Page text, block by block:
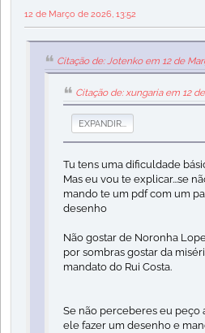
12 de Março de 2026, 13:52
Citação de: Jotenko em 12 de
Citação de: xungaria em 12
EXPANDIR...
Tu tens uma dificuldade
Mas eu vou te explicar...se
mando te um pdf com um
desenho
Não gostar de Noronha
por sombras gostar da
mandato do Rui Costa.
Se não perceberes eu peço
ele fazer um desenho e